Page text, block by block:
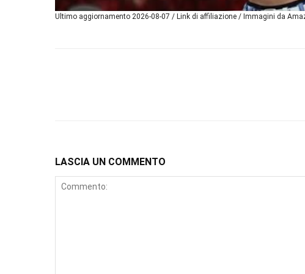
Ultimo aggiornamento 2026-08-07 / Link di affiliazione / Immagini da
LASCIA UN COMMENTO